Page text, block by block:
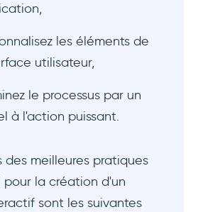
les éléments de
utilisateur,
le processus par un
à l'action puissant.
des meilleures pratiques
la création d'un
sont les suivantes